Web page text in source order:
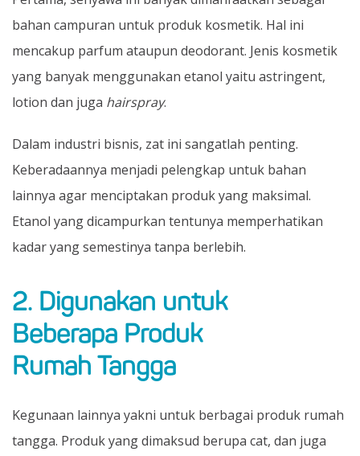
bahan campuran untuk produk kosmetik. Hal ini
mencakup parfum ataupun deodorant. Jenis kosmetik
yang banyak menggunakan etanol yaitu astringent,
lotion dan juga hairspray.
Dalam industri bisnis, zat ini sangatlah penting.
Keberadaannya menjadi pelengkap untuk bahan
lainnya agar menciptakan produk yang maksimal.
Etanol yang dicampurkan tentunya memperhatikan
kadar yang semestinya tanpa berlebih.
2. Digunakan untuk
Beberapa Produk
Rumah Tangga
Kegunaan lainnya yakni untuk berbagai produk rumah
tangga. Produk yang dimaksud berupa cat, dan juga